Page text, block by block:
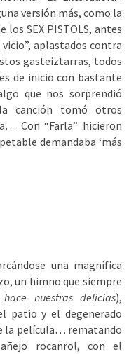
versión más, como la
los SEX PISTOLS, antes
aplastados contra
gasteiztarras, todos
de inicio con bastante
que nos sorprendió
canción tomó otros
Con “Farla” hicieron
demandaba ‘más
una magnífica
un himno que siempre
nuestras delicias),
patio y el degenerado
la película… rematando
rocanrol, con el